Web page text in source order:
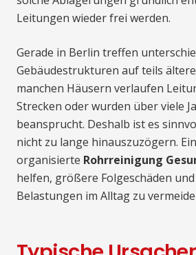
Leitungen wieder frei werden.
Gerade in Berlin treffen
Gebäudestrukturen auf teils
manchen Häusern verlaufen
Strecken oder wurden über viele
beansprucht. Deshalb ist es
nicht zu lange hinauszuzögern.
organisierte Rohrreinigung
helfen, größere Folgeschäden
Belastungen im Alltag zu